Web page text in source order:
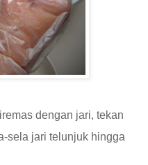
dengan jari, tekan
sela jari telunjuk hingga